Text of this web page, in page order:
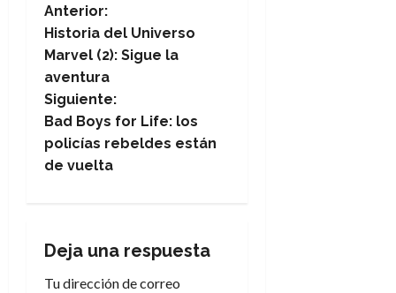
N
a
v
e
g
c
i
Anterior:
Historia del Universo
Marvel (2): Sigue la
aventura
Siguiente:
Bad Boys for Life: los
policías rebeldes están
de vuelta
Deja una respuesta
Tu dirección de correo